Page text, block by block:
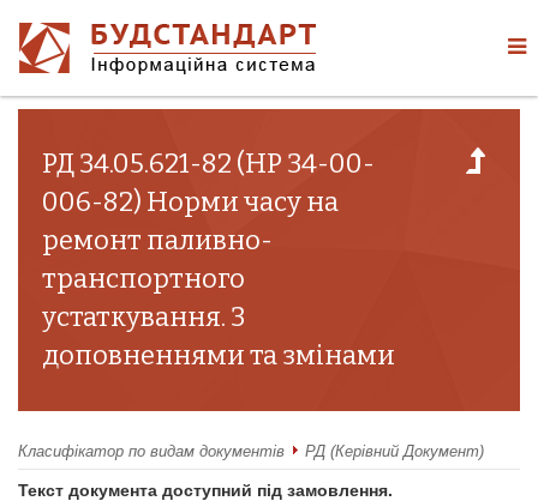
РД 34.05.621-82 (НР 34-00-
006-82) Норми часу на
ремонт паливно-
транспортного
устаткування. З
доповненнями та змінами
Класифікатор по видам документів РД (Керівний Документ)
Текст документа доступний під замовлення.